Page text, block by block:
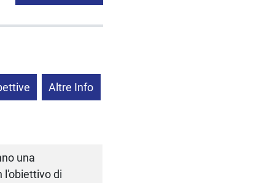
Altre Info
una
l'obiettivo di